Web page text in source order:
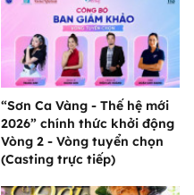
“Sơn Ca Vàng - Thế hệ mới
2026” chính thức khởi động
Vòng 2 - Vòng tuyển chọn
(Casting trực tiếp)